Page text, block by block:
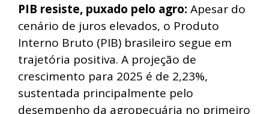
PIB resiste, puxado pelo agro: Apesar do
cenário de juros elevados, o Produto
Interno Bruto (PIB) brasileiro segue em
trajetória positiva. A projeção de
crescimento para 2025 é de 2,23%,
sustentada principalmente pelo
desempenho da agropecuária no primeiro